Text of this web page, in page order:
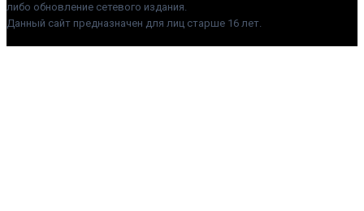
либо обновление сетевого издания.
Данный сайт предназначен для лиц старше 16 лет.